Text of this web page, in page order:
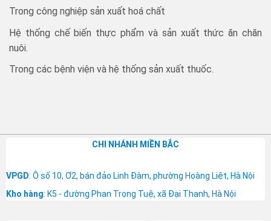
Trong công nghiệp sản xuất hoá chất
Hệ thống chế biến thực phẩm và sản xuất thức ăn chăn
nuôi.
Trong các bệnh viện và hệ thống sản xuất thuốc.
CHI NHÁNH MIỀN BẮC
VPGD: Ô số 10, Ơ2, bán đảo Linh Đàm, phường Hoàng Liệt, Hà Nội
Kho hàng: K5 - đường Phan Trọng Tuệ, xã Đại Thanh, Hà Nội